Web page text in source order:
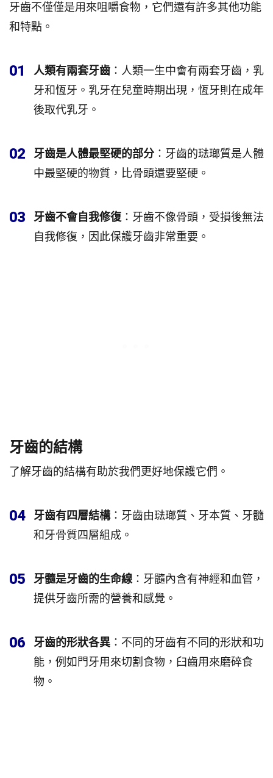
牙齒不僅僅是用來咀嚼食物，它們還有許多其他功能
和特點。
01 人類有兩套牙齒 ：人類一生中會有兩套牙齒，乳
牙和恆牙。乳牙在兒童時期出現，恆牙則在成年
後取代乳牙。
02 牙齒是人體最堅硬的部分 ：牙齒的琺瑯質是人體
中最堅硬的物質，比骨頭還要堅硬。
03 牙齒不會自我修復 ：牙齒不像骨頭，受損後無法
自我修復，因此保護牙齒非常重要。
牙齒的結構
了解牙齒的結構有助於我們更好地保護它們。
04 牙齒有四層結構：牙齒由琺瑯質、牙本質、牙髓
和牙骨質四層組成。
05 牙髓是牙齒的生命線 ：牙髓內含有神經和血管，
提供牙齒所需的營養和感覺。
06 牙齒的形狀各異 ：不同的牙齒有不同的形狀和功
能，例如門牙用來切割食物，臼齒用來磨碎食
物。